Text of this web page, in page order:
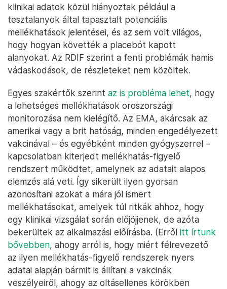
klinikai adatok közül hiányoztak például a
tesztalanyok által tapasztalt potenciális
mellékhatások jelentései, és az sem volt világos,
hogy hogyan követték a placebót kapott
alanyokat. Az RDIF szerint a fenti problémák hamis
vádaskodások, de részleteket nem közöltek.
Egyes szakértők szerint az is probléma lehet, hogy
a lehetséges mellékhatások oroszországi
monitorozása nem kielégítő. Az EMA, akárcsak az
amerikai vagy a brit hatóság, minden engedélyezett
vakcinával – és egyébként minden gyógyszerrel –
kapcsolatban kiterjedt mellékhatás-figyelő
rendszert működtet, amelynek az adatait alapos
elemzés alá veti. Így sikerült ilyen gyorsan
azonosítani azokat a mára jól ismert
mellékhatásokat, amelyek túl ritkák ahhoz, hogy
egy klinikai vizsgálat során előjöjjenek, de azóta
bekerültek az alkalmazási előírásba. (Erről itt írtunk
bővebben, ahogy arról is, hogy miért félrevezető
az ilyen mellékhatás-figyelő rendszerek nyers
adatai alapján bármit is állítani a vakcinák
veszélyeiről, ahogy az oltásellenes körökben